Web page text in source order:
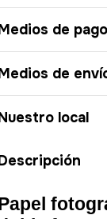
de pago
de
local